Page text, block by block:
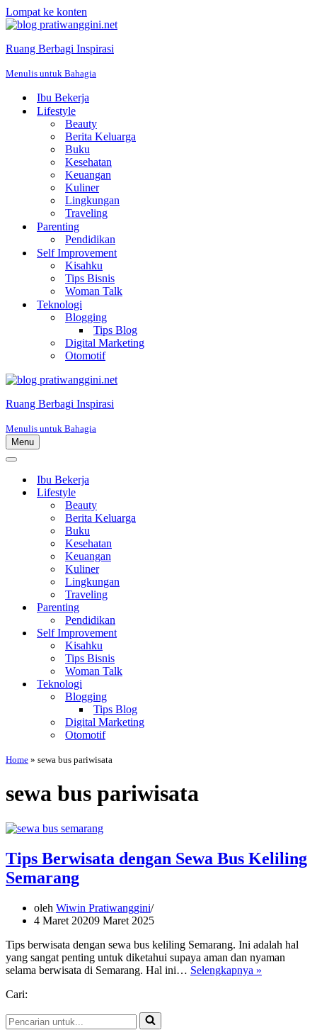
Lompat ke konten
Ruang Berbagi Inspirasi
Menulis untuk Bahagia
Ibu Bekerja
Lifestyle
Beauty
Berita Keluarga
Buku
Kesehatan
Keuangan
Kuliner
Lingkungan
Traveling
Parenting
Pendidikan
Self Improvement
Kisahku
Tips Bisnis
Woman Talk
Teknologi
Blogging
Tips Blog
Digital Marketing
Otomotif
Ruang Berbagi Inspirasi
Menulis untuk Bahagia
Menu
Menu
Menu
NavigasiIbu Bekerja
Lifestyle
Beauty
Berita Keluarga
Buku
Kesehatan
Keuangan
Kuliner
Lingkungan
Traveling
Parenting
Pendidikan
Self Improvement
Kisahku
Tips Bisnis
Woman Talk
Teknologi
Blogging
Tips Blog
Digital Marketing
Otomotif
Home » sewa bus pariwisata
sewa bus pariwisata
Tips Berwisata dengan Sewa Bus Keliling
Semarang
oleh Wiwin Pratiwanggini
4 Maret 20209 Maret 2025
Tips berwisata dengan sewa bus keliling Semarang. Ini adalah hal
yang sangat penting untuk diketahui supaya aman dan nyaman
selama berwisata di Semarang. Hal ini… Selengkapnya »
Cari:
Pencarian
untuk...